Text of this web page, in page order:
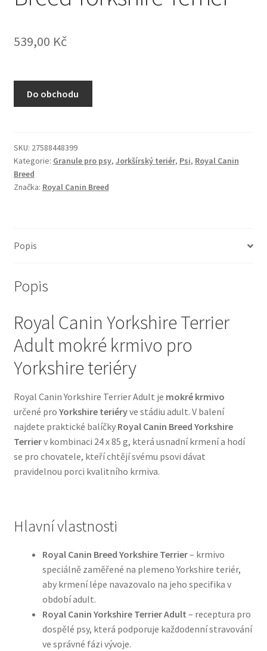
Odpočívadla pro kočky
Purizon pro kočky
Škrabadla pro kočky
Bozita pro psy — Švédské krmivo s nordickou kvalitou
Brit pro psy
Granule pro psy
Natural Trainer pro psy — Italské krmivo s
přírodními složkami
Happy Dog — Německá kvalita a přirozené složení
Hill’s pro psy
Konzervy a kapsičky pro psy
N&D Farmina pro psy — Italské holistic krmivo
Oblečky pro psy
Pamlsky pro psy
539,00 Kč
Do obchodu
SKU: 27588448399
Kategorie: Granule pro psy, Jorkšírský teriér, Psi, Royal Canin
Breed
Značka: Royal Canin Breed
Popis
Popis
Royal Canin Yorkshire Terrier
Adult mokré krmivo pro
Yorkshire teriéry
Royal Canin Yorkshire Terrier Adult je mokré krmivo
určené pro Yorkshire teriéryve stádiu adult. V balení
najdete praktické balíčky Royal Canin Breed Yorkshire
Terrierv kombinaci 24 x 85 g, která usnadní krmení a hodí
se pro chovatele, kteří chtějí svému psovi dávat
pravidelnou porci kvalitního krmiva.
Hlavní vlastnosti
Royal Canin Breed Yorkshire Terrier– krmivo
speciálně zaměřené na plemeno Yorkshire teriér,
aby krmení lépe navazovalo na jeho specifika v
období adult.
Royal Canin Yorkshire Terrier Adult – receptura pro
dospělé psy, která podporuje každodenní stravování
ve správné fázi vývoje.